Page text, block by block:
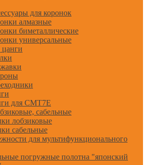
для коронок
алмазные
биметаллические
универсальные
для CMT7E
сабельные
лобзиковые
сабельные
для мультифункционального
погружные полотна "японский